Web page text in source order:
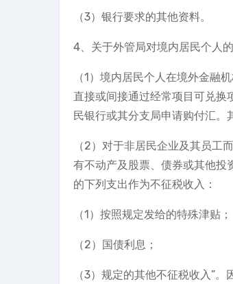
（3）银行要求的其他资料。
4、关于外管局对境内居民个人
（1）境内居民个人在境外金融
直接或间接通过经常项目可兑换
民银行或其分支局申请购付汇。
（2）对于非居民企业及其员工
有不动产及股票、债券或其他投
的下列支出作为不征税收入：
（1）按照规定发给的特殊津贴；
（2）国债利息；
（3）规定的其他不征税收入”